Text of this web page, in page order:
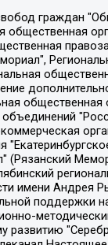
Шендерович Виктор Анатольевич, Общество с ограниченной ответственностью "Данное сообщение", Общество с ограниченной ответственностью Издательский дом "Новая глава", Айнбиндер Александра Александровна, Московский комьюнити-центр для ЛГБТ+инициатив, Благотворительный фонд развития филантропии, Deutsche Welle (Германия, Kurt-Schumacher-Strasse 3, 53113 Bonn), Борзунова Мария Михайловна, Воробьев Виктор Викторович, Голубева Анна Львовна, Константинова Алла Михайловна, Малкова Ирина Владимировна, Мурадов Мурад Абдулгалимович, Осетинская Елизавета Николаевна, Понасенков Евгений Николаевич, Ганапольский Матвей Юрьевич, Киселев Евгений Алексеевич, Борухович Ирина Григорьевна, Дремин Иван Тимофеевич, Дубровский Дмитрий Викторович, Красноярская региональная общественная организация поддержки и развития альтернативных образовательных технологий и межкультурных коммуникаций "ИНТЕРРА", Маяковская Екатерина Алексеевна, Фейгин Марк Захарович, Филимонов Андрей Викторович, Дзугкоева Регина Николаевна, Доброхотов Роман